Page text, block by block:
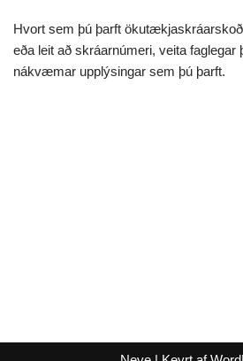
Hvort sem þú þarft
eða leit að skráarnúmeri, veita faglegar
nákvæmar upplýsingar sem þú þarft.